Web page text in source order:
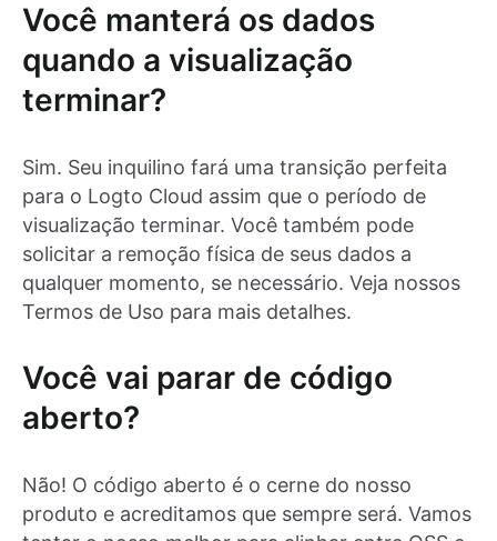
Você manterá os dados
quando a visualização
terminar?
Sim. Seu inquilino fará uma transição perfeita
para o Logto Cloud assim que o período de
visualização terminar. Você também pode
solicitar a remoção física de seus dados a
qualquer momento, se necessário. Veja nossos
Termos de Uso para mais detalhes.
Você vai parar de código
aberto?
Não! O código aberto é o cerne do nosso
produto e acreditamos que sempre será. Vamos